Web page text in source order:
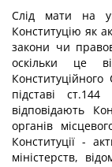
Слід мати на
Конституцію як
закони чи
оскільки це
підставі
відповідають
органів
Конституції -
міністерств,